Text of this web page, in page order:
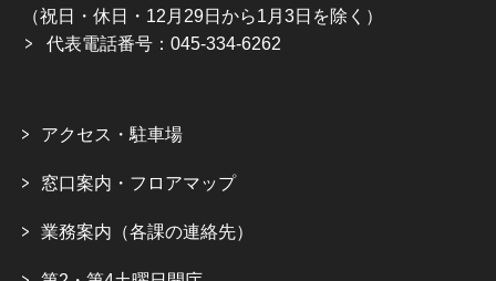
（祝日・休日・12月29日から1月3日を除く）
代表電話番号：045-334-6262
アクセス・駐車場
窓口案内・フロアマップ
業務案内（各課の連絡先）